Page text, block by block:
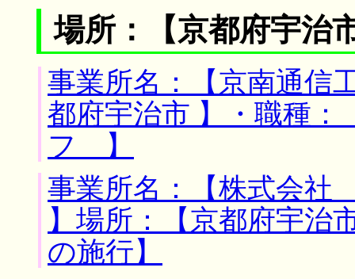
場所：【京都府宇治
事業所名：【京南通信
都府宇治市 】・職種
フ 】
事業所名：【株式会
】場所：【京都府宇治
の施行】